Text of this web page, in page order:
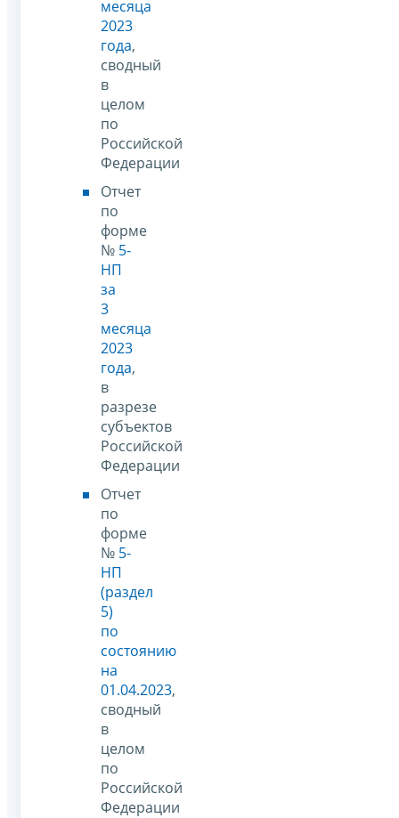
месяца
2023
года,
сводный
в
целом
по
Российской
Федерации
Отчет
по
форме
№ 5-
НП
за
3
месяца
2023
года,
в
разрезе
субъектов
Российской
Федерации
Отчет
по
форме
№ 5-
НП
(раздел
5)
по
состоянию
на
01.04.2023,
сводный
в
целом
по
Российской
Федерации